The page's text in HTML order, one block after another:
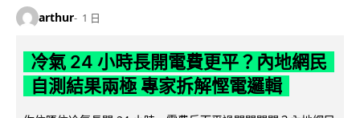
arthur 1 日
冷氣 24 小時長開電費更平？內地網民
自測結果兩極 專家拆解慳電邏輯